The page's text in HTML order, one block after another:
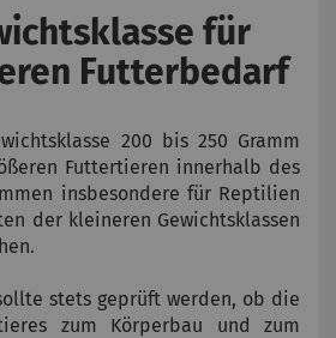
für
Futterbedarf
200 bis 250 Gramm
Futtertieren innerhalb des
insbesondere für Reptilien
der kleineren Gewichtsklassen
stets geprüft werden, ob die
zum Körperbau und zum